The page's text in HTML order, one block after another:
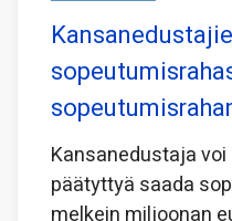
Kansanedustaja
päätyttyä saada